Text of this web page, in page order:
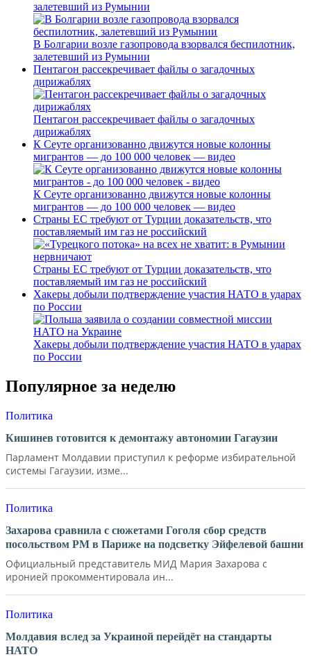
залетевший из Румынии
В Болгарии возле газопровода взорвался беспилотник,
залетевший из Румынии
Пентагон рассекречивает файлы о загадочных
дирижаблях
Пентагон рассекречивает файлы о загадочных
дирижаблях
К Сеуте организованно движутся новые колонны
мигрантов — до 100 000 человек — видео
К Сеуте организованно движутся новые колонны
мигрантов — до 100 000 человек — видео
Страны ЕС требуют от Турции доказательств, что
поставляемый им газ не российский
Страны ЕС требуют от Турции доказательств, что
поставляемый им газ не российский
Хакеры добыли подтверждение участия НАТО в ударах
по России
Хакеры добыли подтверждение участия НАТО в ударах
по России
Популярное за неделю
Политика
Кишинев готовится к демонтажу автономии Гагаузии
Парламент Молдавии приступил к реформе избирательной
системы Гагаузии, изме...
Политика
Захарова сравнила с сюжетами Гоголя сбор средств
посольством РМ в Париже на подсветку Эйфелевой башни
Официальный представитель МИД Мария Захарова с
иронией прокомментировала ин...
Политика
Молдавия вслед за Украиной перейдёт на стандарты
НАТО